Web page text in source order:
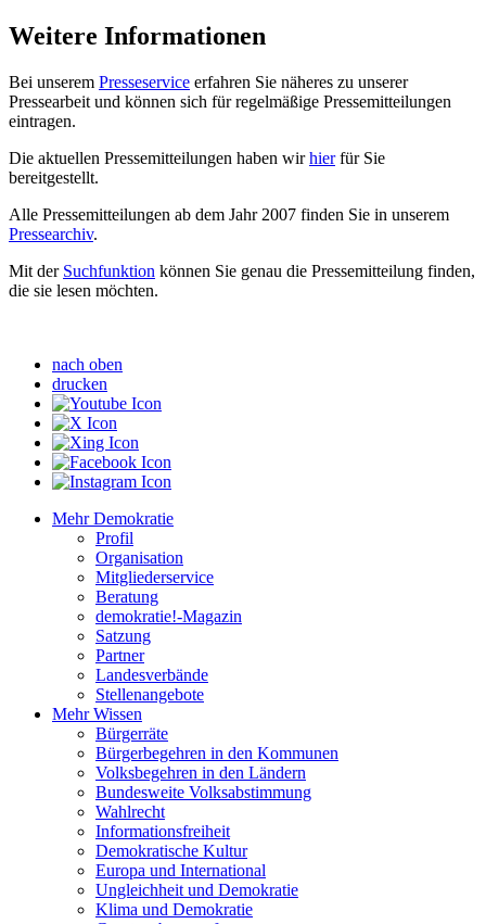
Weitere Informationen
Bei unserem Presseservice erfahren Sie näheres zu unserer
Pressearbeit und können sich für regelmäßige Pressemitteilungen
eintragen.
Die aktuellen Pressemitteilungen haben wirhierfür Sie
bereitgestellt.
Alle Pressemitteilungen ab dem Jahr 2007 finden Sie in unserem
Pressearchiv.
Mit der Suchfunktion können Sie genau die Pressemitteilung finden,
die sie lesen möchten.
nach oben
drucken
Mehr Demokratie
Profil
Organisation
Mitgliederservice
Beratung
demokratie!-Magazin
Satzung
Partner
Landesverbände
Stellenangebote
Mehr Wissen
Bürgerräte
Bürgerbegehren in den Kommunen
Volksbegehren in den Ländern
Bundesweite Volksabstimmung
Wahlrecht
Informationsfreiheit
Demokratische Kultur
Europa und International
Ungleichheit und Demokratie
Klima und Demokratie